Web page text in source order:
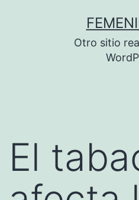
Otro sitio
El